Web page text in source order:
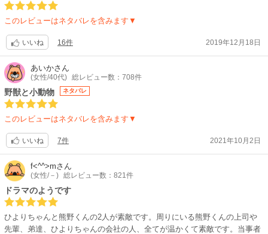
このレビューはネタバレを含みます▼
いいね 16件 2019年12月18日
あいかさん
(女性/40代) 総レビュー数：708件
野獣と小動物 ネタバレ
このレビューはネタバレを含みます▼
いいね 7件 2021年10月2日
f<^^>mさん
(女性/－) 総レビュー数：821件
ドラマのようです
ひよりちゃんと熊野くんの2人が素敵です。周りにいる熊野くんの上司や
先輩、弟達、ひよりちゃんの会社の人、全てが温かくて素敵です。当事者